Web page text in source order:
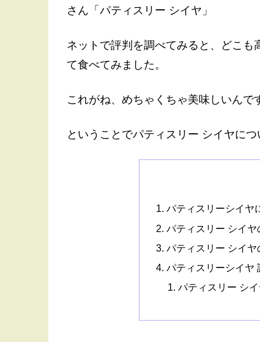
さん「パティスリー シイヤ」
ネットで評判を調べてみると、どこ
て食べてみました。
これがね、めちゃくちゃ美味しいんで
ということでパティスリー シイヤにつ
パティスリーシイヤ
パティスリー シイヤ
パティスリー シイ
パティスリーシイヤ
パティスリー シ